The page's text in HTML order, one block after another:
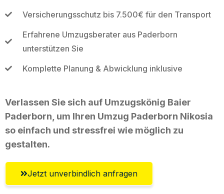
Versicherungsschutz bis 7.500€ für den Transport
Erfahrene Umzugsberater aus Paderborn
unterstützen Sie
Komplette Planung & Abwicklung inklusive
Verlassen Sie sich auf Umzugskönig Baier
Paderborn, um Ihren Umzug Paderborn Nikosia
so einfach und stressfrei wie möglich zu
gestalten.
Jetzt unverbindlich anfragen